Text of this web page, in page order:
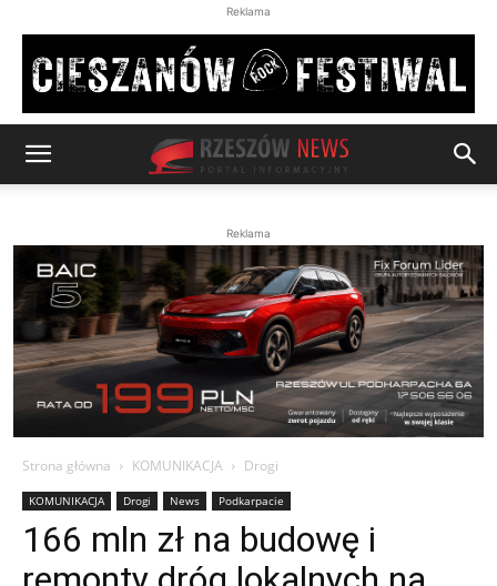
Reklama
Reklama
Strona główna KOMUNIKACJA Drogi
KOMUNIKACJA Drogi News Podkarpacie
166 mln zł na budowę i